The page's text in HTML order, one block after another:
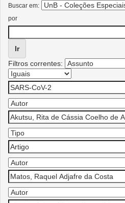
Buscar em:
por
Filtros correntes: